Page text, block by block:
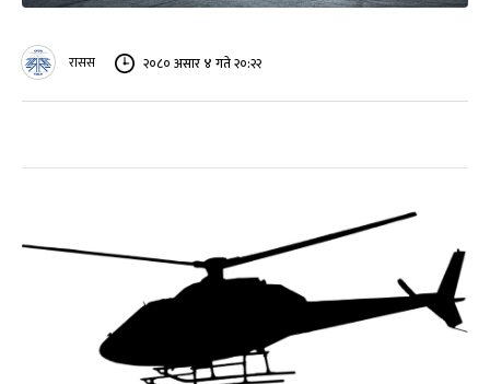
रासस २०८० असार ४ गते २०:२२